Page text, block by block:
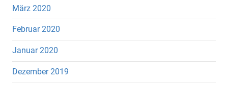
März 2020
Februar 2020
Januar 2020
Dezember 2019